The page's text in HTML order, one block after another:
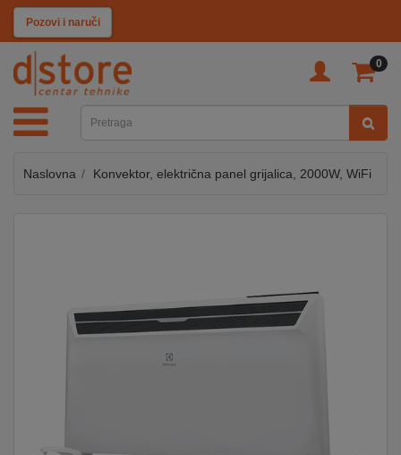
Pozovi i naruči
0
KATEGORIJE
TV
SAT
MOBILNI
KABLOVI
Naslovna Konvektor, električna panel grijalica, 2000W, WiFi